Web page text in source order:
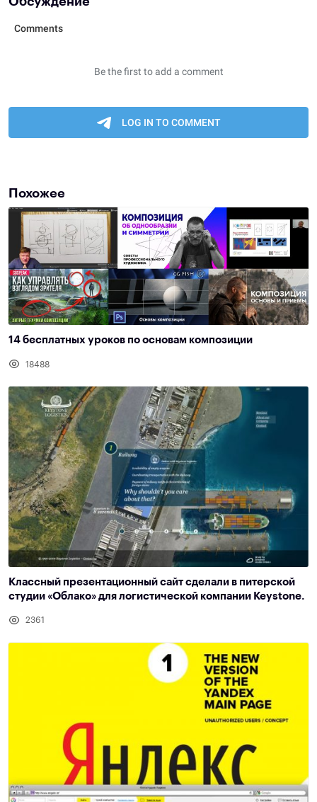
Похожее
14 бесплатных уроков по основам композиции
18488
Классный презентационный сайт сделали в питерской
студии «Облако» для логистической компании Keystone.
2361